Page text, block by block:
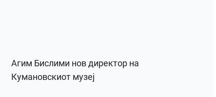
Агим Бислими нов директор на
Кумановскиот музеј